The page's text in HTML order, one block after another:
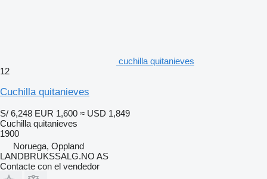
cuchilla quitanieves
12
Cuchilla quitanieves
S/ 6,248 EUR 1,600 ≈ USD 1,849
Cuchilla quitanieves
1900
Noruega, Oppland
LANDBRUKSSALG.NO AS
Contacte con el vendedor